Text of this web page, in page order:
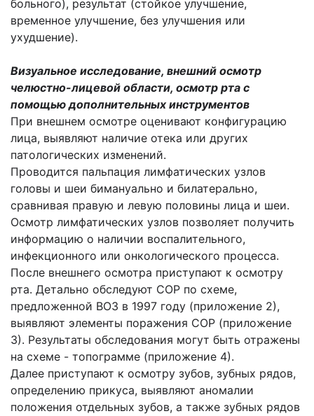
больного), результат (стойкое улучшение,
временное улучшение, без улучшения или
ухудшение).
Визуальное исследование, внешний осмотр
челюстно-лицевой области, осмотр рта с
помощью дополнительных инструментов
При внешнем осмотре оценивают конфигурацию
лица, выявляют наличие отека или других
патологических изменений.
Проводится пальпация лимфатических узлов
головы и шеи бимануально и билатерально,
сравнивая правую и левую половины лица и шеи.
Осмотр лимфатических узлов позволяет получить
информацию о наличии воспалительного,
инфекционного или онкологического процесса.
После внешнего осмотра приступают к осмотру
рта. Детально обследуют СОР по схеме,
предложенной ВОЗ в 1997 году (приложение 2),
выявляют элементы поражения СОР (приложение
3). Результаты обследования могут быть отражены
на схеме - топограмме (приложение 4).
Далее приступают к осмотру зубов, зубных рядов,
определению прикуса, выявляют аномалии
положения отдельных зубов, а также зубных рядов